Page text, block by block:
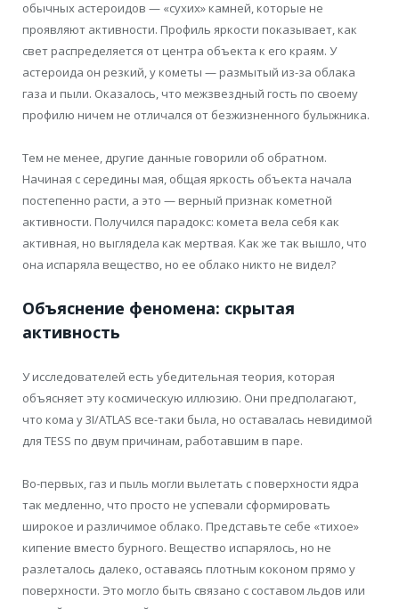
обычных астероидов — «сухих» камней, которые не
проявляют активности. Профиль яркости показывает, как
свет распределяется от центра объекта к его краям. У
астероида он резкий, у кометы — размытый из-за облака
газа и пыли. Оказалось, что межзвездный гость по своему
профилю ничем не отличался от безжизненного булыжника.
Тем не менее, другие данные говорили об обратном.
Начиная с середины мая, общая яркость объекта начала
постепенно расти, а это — верный признак кометной
активности. Получился парадокс: комета вела себя как
активная, но выглядела как мертвая. Как же так вышло, что
она испаряла вещество, но ее облако никто не видел?
Объяснение феномена: скрытая
активность
У исследователей есть убедительная теория, которая
объясняет эту космическую иллюзию. Они предполагают,
что кома у 3I/ATLAS все-таки была, но оставалась невидимой
для TESS по двум причинам, работавшим в паре.
Во-первых, газ и пыль могли вылетать с поверхности ядра
так медленно, что просто не успевали сформировать
широкое и различимое облако. Представьте себе «тихое»
кипение вместо бурного. Вещество испарялось, но не
разлеталось далеко, оставаясь плотным коконом прямо у
поверхности. Это могло быть связано с составом льдов или